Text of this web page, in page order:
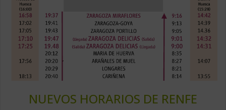
NUEVOS HORARIOS DE RENFE